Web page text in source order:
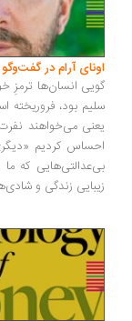
آرام در گفت‌وگو با
انسان‌ها ترمزِ خود را
بود، فروریخته است.
می‌خواهند نفرت،
کردیم «دیگری»
که ما را
زندگی و شادی‌هایش